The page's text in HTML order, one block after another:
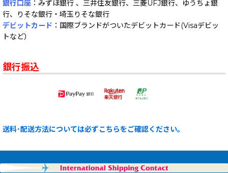
銀行口座 ：みずほ銀行 、三井住友銀行、三菱UFJ銀行、ゆうちょ銀
行、りそな銀行・埼玉りそな銀行
デビットカード ：国際ブランドがついたデビットカード(Visaデビッ
トなど）
銀行振込
送料･配送方法については必ずこちらをご確認ください。